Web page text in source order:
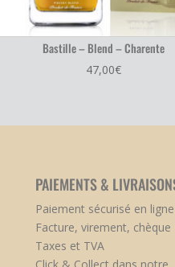
Bastille – Blend – Charente
47,00€
PAIEMENTS &
Paiement sécurisé en ligne
Facture, virement, chèque
Taxes et TVA